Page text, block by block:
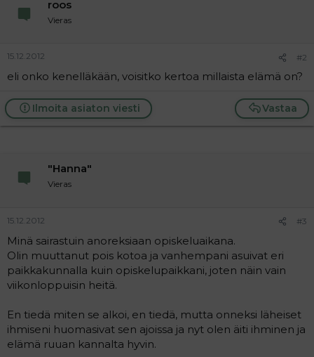
a
j
roos
Vieras
15.12.2012 #2
eli onko kenelläkään, voisitko kertoa millaista elämä on?
Vastaa
Ilmoita asiaton viesti
"Hanna"
Vieras
15.12.2012 #3
Minä sairastuin anoreksiaan opiskeluaikana.
Olin muuttanut pois kotoa ja vanhempani asuivat eri
paikkakunnalla kuin opiskelupaikkani, joten näin vain
viikonloppuisin heitä.
En tiedä miten se alkoi, en tiedä, mutta onneksi läheiset
ihmiseni huomasivat sen ajoissa ja nyt olen äiti ihminen ja
elämä ruuan kannalta hyvin.